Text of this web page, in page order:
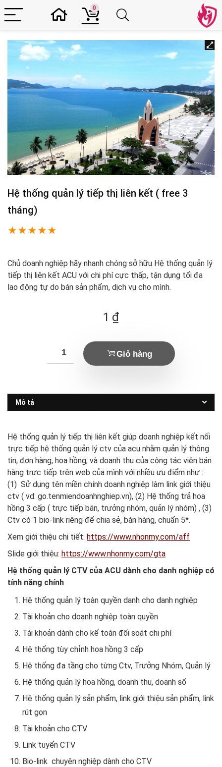
0
Hệ thống quản lý tiếp thị liên kết ( free 3
tháng)
★★★★★
Chủ doanh nghiệp hãy nhanh chóng sở hữu Hệ thống quản lý
tiếp thị liên kết ACU với chi phí cực thấp, tận dụng tối đa
lao động tự do bán sản phẩm, dịch vụ cho mình.
1 ₫
Giỏ hàng
Mô tả
Hệ thống quản lý tiếp thị liên kết giúp doanh nghiệp kết nối
trực tiếp hệ thống quản lý ctv của acu nhằm quản lý thông
tin, đơn hàng, hoa hồng, và doanh thu của cộng tác viên bán
hàng trực tiếp trên web của mình với nhiều ưu điểm như :
(1) Sử dụng tên miền chính doanh nghiệp làm link giới thiệu
ctv ( vd: go.tenmiendoanhnghiep.vn), (2) Hệ thống trả hoa
hồng 3 cấp ( trực tiếp bán, trưởng nhóm, quản lý nhóm) , (3)
Ctv có 1 bio-link riêng để chia sẻ, bán hàng, chuẩn 5*.
Xem giới thiệu chi tiết: https://www.nhonmy.com/aff
Slide giới thiệu: https://www.nhonmy.com/gta
Hệ thống quản lý CTV của ACU dành cho danh nghiệp có
tính năng chính
Hệ thống quản lý toàn quyền danh cho danh nghiệp
Tài khoản cho doanh nghiệp toàn quyền
Tài khoản dành cho kế toán đối soát chi phí
Hệ thống tùy chỉnh hoa hồng 3 cấp
Hệ thống đa tầng cho từng Ctv, Trưởng Nhóm, Quản lý
Hệ thống quản lý hoa hồng, doanh thu, doanh số
Hệ thống quản lý sản phẩm, link giới thiệu sản phẩm, link
rút gọn
Tài khoản cho CTV
Link tuyển CTV
Bio-link chuyên nghiệp dành cho CTV